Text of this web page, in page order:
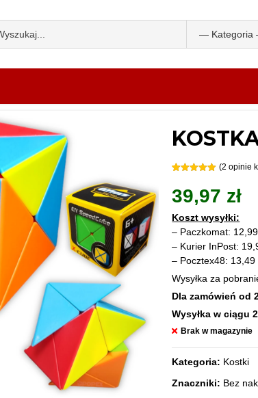
na
podstawie
klientów
(2 opinie
39,97 zł
Koszt wysyłki:
– Paczkomat: 12,99
– Kurier InPost:
– Pocztex48: 13,49
Wysyłka za
Dla zamówień od
Wysyłka w ciągu
Brak w magazynie
Kategoria: Kostki
Znaczniki: Bez